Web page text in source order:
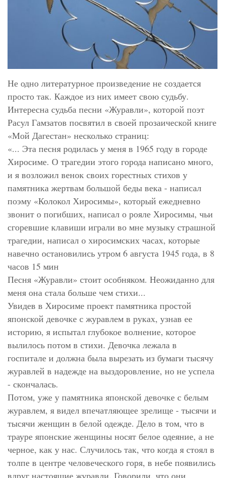
Не одно литературное произведение не создается
просто так. Каждое из них имеет свою судьбу.
Интересна судьба песни «Журавли», которой поэт
Расул Гамзатов посвятил в своей прозаической книге
«Мой Дагестан» несколько страниц:
«... Эта песня родилась у меня в 1965 году в городе
Хиросиме. О трагедии этого города написано много,
и я возложил венок своих горестных стихов у
памятника жертвам большой беды века - написал
поэму «Колокол Хиросимы», который ежедневно
звонит о погибших, написал о рояле Хиросимы, чьи
сгоревшие клавиши играли во мне музыку страшной
трагедии, написал о хиросимских часах, которые
навечно остановились утром 6 августа 1945 года, в 8
часов 15 мин
Песня «Журавли» стоит особняком. Неожиданно для
меня она стала больше чем стихи...
Увидев в Хиросиме проект памятника простой
японской девочке с журавлем в руках, узнав ее
историю, я испытал глубокое волнение, которое
вылилось потом в стихи. Девочка лежала в
госпитале и должна была вырезать из бумаги тысячу
журавлей в надежде на выздоровление, но не успела
- скончалась.
Потом, уже у памятника японской девочке с белым
журавлем, я видел впечатляющее зрелище - тысячи и
тысячи женщин в белой одежде. Дело в том, что в
трауре японские женщины носят белое одеяние, а не
черное, как у нас. Случилось так, что когда я стоял в
толпе в центре человеческого горя, в небе появились
вдруг настоящие журавли. Говорили, что они